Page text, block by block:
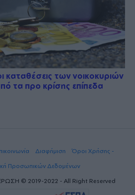
καταθέσεις των νοικοκυριών
τα προ κρίσης επίπεδα
Διαφήμιση
Όροι Χρήσης -
Προσωπικών Δεδομένων
© 2019-2022 - All Right Reserved